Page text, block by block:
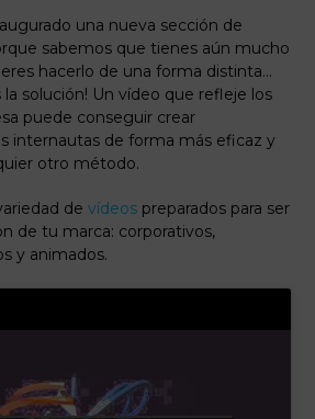
una nueva sección de
sabemos que tienes aún mucho
hacerlo de una forma distinta…
la solución! Un vídeo que refleje los
puede conseguir crear
internautas de forma más eficaz y
otro método.
devídeos preparados para ser
de tu marca: corporativos,
y animados.